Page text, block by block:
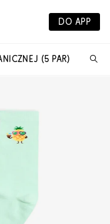
DO APP
(5 PAR)